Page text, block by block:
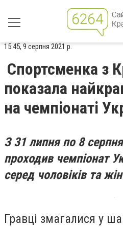
15:45, 9 серпня 2021 р.
Спортсменка з
показала
на чемпіонаті
З 31 липня по 8
проходив чемпіонат
серед чоловіків та
Гравці змагалися у